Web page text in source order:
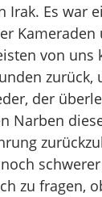
Irak. Es war
Kameraden
von uns
zurück,
der
Narben
zu fragen,